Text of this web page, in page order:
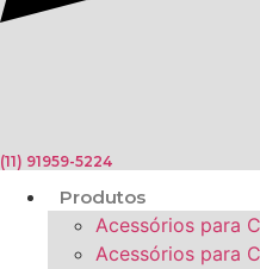
(11) 91959-5224
Produtos
Acessórios para
Acessórios para